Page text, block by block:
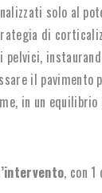
solo al
di
il pavimento
in un
, con